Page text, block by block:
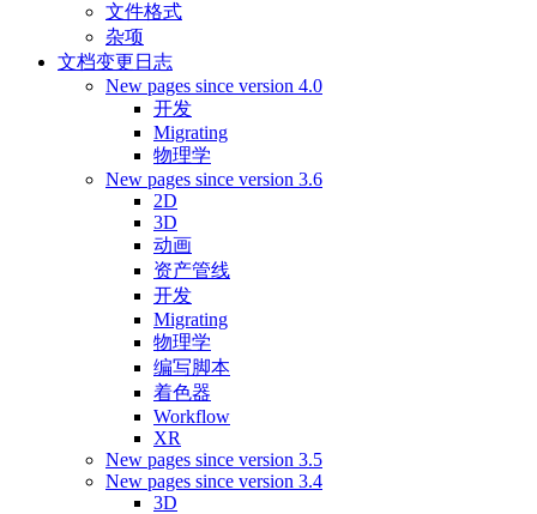
文件格式
杂项
文档变更日志
New pages since version 4.0
开发
Migrating
物理学
New pages since version 3.6
2D
3D
动画
资产管线
开发
Migrating
物理学
编写脚本
着色器
Workflow
XR
New pages since version 3.5
New pages since version 3.4
3D